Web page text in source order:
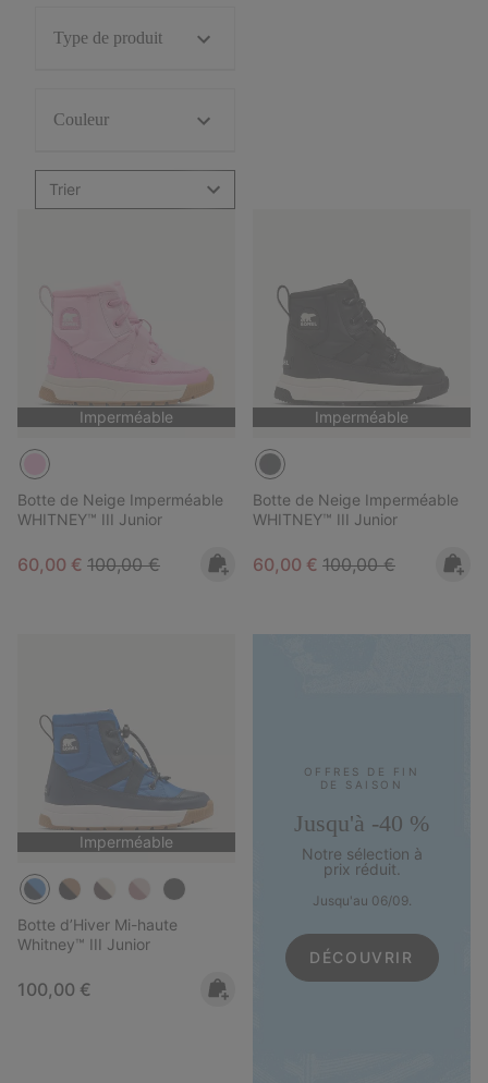
Type de produit
Couleur
Trier
Imperméable
Botte de Neige Imperméable
WHITNEY™ III Junior
Sale price:
60,00 € Regular price:
100,00 €
Imperméable
Botte de Neige Imperméable
WHITNEY™ III Junior
Sale price:
60,00 € Regular price:
100,00 €
Imperméable
Botte d’Hiver Mi-haute
Whitney™ III Junior
Regular price:
100,00 €
OFFRES DE FIN
DE SAISON
Jusqu'à -40 %
Notre sélection à
prix réduit.
Jusqu'au 06/09.
DÉCOUVRIR